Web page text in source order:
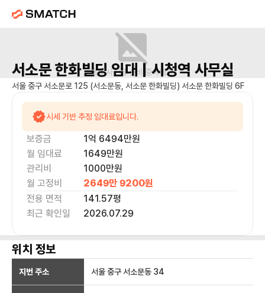
매물 사진을 준비 중이에요.
서소문 한화빌딩임대 | 시청역 사무실
서울 중구 서소문로 125 (서소문동, 서소문 한화빌딩) 서소문 한화빌딩 6F
시세 기반 추정 임대료입니다.
보증금 1억 6494만원
월 임대료
1649만원
관리비
1000만원
월 고정비
2649만 9200원
전용 면적
141.57평
최근 확인일
2026.07.29
위치 정보
지번 주소 서울 중구 서소문동 34